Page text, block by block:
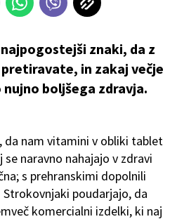
znaki, da z
in zakaj večje
boljšega zdravja.
da nam vitamini v obliki tablet
naravno nahajajo v zdravi
s prehranskimi dopolnili
poudarjajo, da
komercialni izdelki, ki naj